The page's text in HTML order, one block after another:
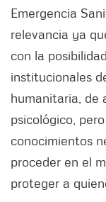
Emergencia
relevancia ya
con la
institucionales
humanitaria, de
psicológico,
conocimientos
proceder en el
proteger a